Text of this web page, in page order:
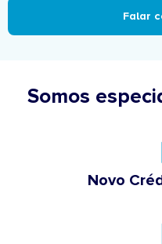
Falar
Somos
Novo